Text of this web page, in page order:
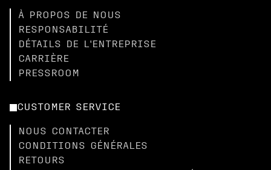
À PROPOS DE NOUS
RESPONSABILITÉ
DÉTAILS DE L'ENTREPRISE
CARRIÈRE
PRESSROOM
CUSTOMER SERVICE
NOUS CONTACTER
CONDITIONS GÉNÉRALES
RETOURS